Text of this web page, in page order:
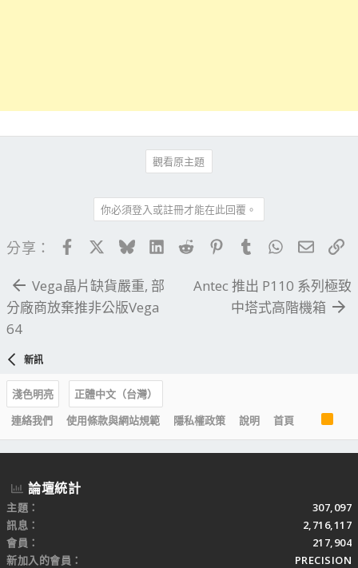
觀看原主題
你必須登入或註冊才能在此回覆。
分享： FacebookBlueskyLinkedIn
Reddit PinterestTumblrWhatsApp
電子
Vega晶片缺貨嚴重, 部
分廠商放棄推非公版Vega
64
Antec 推出 P110 系列極致
中塔式高階機箱
新訊
淺色明亮
正體中文（台灣）
連絡我們
使用條款與網站規範 隱私權政策 說明 首頁
R
S
S
論壇統計
主題
307,097
訊息
2,716,117
會員
217,904
新加入的會員
PRECISION